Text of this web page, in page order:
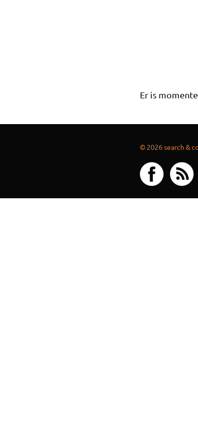
Er is
© 2026 search &